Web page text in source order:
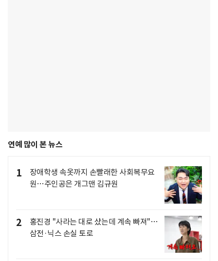
연예 많이 본 뉴스
1
장애학생 속옷까지 손빨래한 사회복무요
원…주인공은 개그맨 김규원
2
홍진경 "사라는 대로 샀는데 계속 빠져"…
삼전·닉스 손실 토로